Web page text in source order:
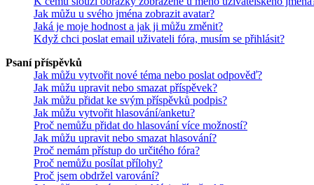
Jak můžu u svého jména zobrazit avatar?
Jaká je moje hodnost a jak ji můžu změnit?
Když chci poslat email uživateli fóra, musím se přihlásit?
Psaní příspěvků
Jak můžu vytvořit nové téma nebo poslat odpověď?
Jak můžu upravit nebo smazat příspěvek?
Jak můžu přidat ke svým příspěvků podpis?
Jak můžu vytvořit hlasování/anketu?
Proč nemůžu přidat do hlasování více možností?
Jak můžu upravit nebo smazat hlasování?
Proč nemám přístup do určitého fóra?
Proč nemůžu posílat přílohy?
Proč jsem obdržel varování?